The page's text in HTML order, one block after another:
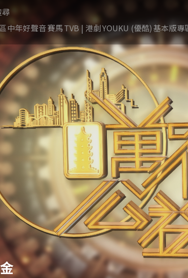
尋
中年好聲音賽馬TVB | 港劇YOUKU (優酷)基本版專